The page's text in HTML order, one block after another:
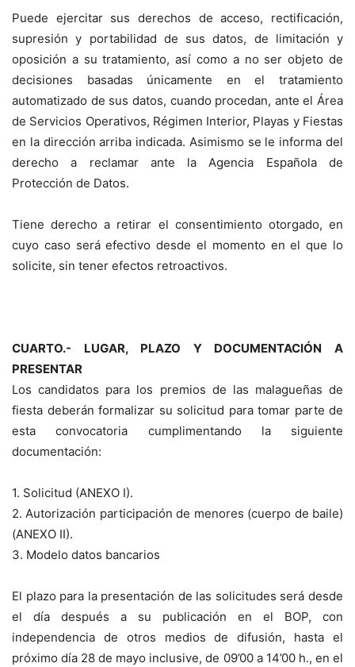
Puede ejercitar sus derechos de acceso, rectificación,
supresión y portabilidad de sus datos, de limitación y
oposición a su tratamiento, así como a no ser objeto de
decisiones basadas únicamente en el tratamiento
automatizado de sus datos, cuando procedan, ante el Área
de Servicios Operativos, Régimen Interior, Playas y Fiestas
en la dirección arriba indicada. Asimismo se le informa del
derecho a reclamar ante la Agencia Española de
Protección de Datos.
Tiene derecho a retirar el consentimiento otorgado, en
cuyo caso será efectivo desde el momento en el que lo
solicite, sin tener efectos retroactivos.
CUARTO.- LUGAR, PLAZO Y DOCUMENTACIÓN A
PRESENTAR
Los candidatos para los premios de las malagueñas de
fiesta deberán formalizar su solicitud para tomar parte de
esta convocatoria cumplimentando la siguiente
documentación:
1. Solicitud (ANEXO I).
2. Autorización participación de menores (cuerpo de baile)
(ANEXO II).
3. Modelo datos bancarios
El plazo para la presentación de las solicitudes será desde
el día después a su publicación en el BOP, con
independencia de otros medios de difusión, hasta el
próximo día 28 de mayo inclusive, de 09’00 a 14’00 h., en el